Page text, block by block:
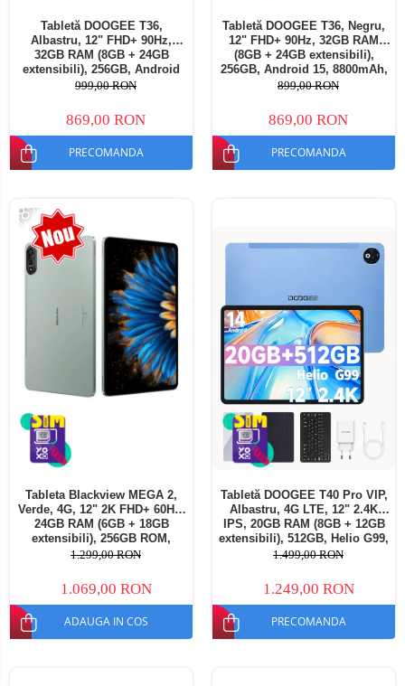
Tabletă DOOGEE T36,
Albastru, 12" FHD+ 90Hz,
32GB RAM (8GB + 24GB
extensibili), 256GB, Android
15, 8800mAh, Dual SIM
999,00 RON
869,00 RON
PRECOMANDA
Tabletă DOOGEE T36, Negru,
12" FHD+ 90Hz, 32GB RAM
(8GB + 24GB extensibili),
256GB, Android 15, 8800mAh,
Dual SIM
899,00 RON
869,00 RON
PRECOMANDA
-18%
Tableta Blackview MEGA 2,
Verde, 4G, 12" 2K FHD+ 60Hz,
24GB RAM (6GB + 18GB
extensibili), 256GB ROM,
Android 15, Unisoc T615,
Stylus, Face Unlock, Dual SIM
1.299,00 RON
1.069,00 RON
ADAUGA IN COS
Tabletă DOOGEE T40 Pro VIP,
Albastru, 4G LTE, 12" 2.4K
IPS, 20GB RAM (8GB + 12GB
extensibili), 512GB, Helio G99,
10800mAh, 33W, Android 14,
1.499,00 RON
1.249,00 RON
PRECOMANDA